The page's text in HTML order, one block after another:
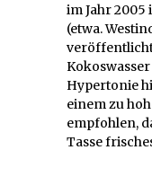
im Jahr 2005
(etwa.
Hypertonie
einem zu
empfohlen,
Tasse